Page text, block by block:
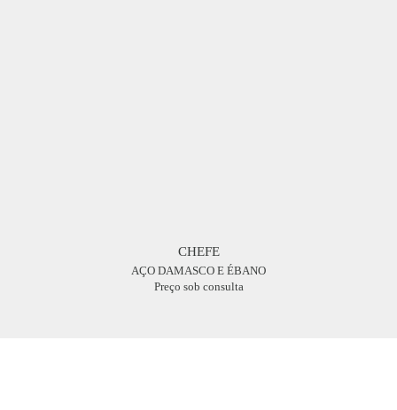
CHEFE
AÇO DAMASCO E ÉBANO
Preço sob consulta